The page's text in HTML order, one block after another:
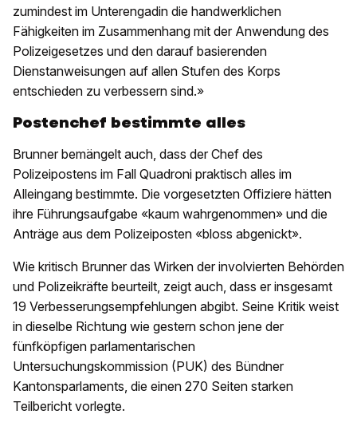
zumindest im Unterengadin die handwerklichen
Fähigkeiten im Zusammenhang mit der Anwendung des
Polizeigesetzes und den darauf basierenden
Dienstanweisungen auf allen Stufen des Korps
entschieden zu verbessern sind.»
Postenchef bestimmte alles
Brunner bemängelt auch, dass der Chef des
Polizeipostens im Fall Quadroni praktisch alles im
Alleingang bestimmte. Die vorgesetzten Offiziere hätten
ihre Führungsaufgabe «kaum wahrgenommen» und die
Anträge aus dem Polizeiposten «bloss abgenickt».
Wie kritisch Brunner das Wirken der involvierten Behörden
und Polizeikräfte beurteilt, zeigt auch, dass er insgesamt
19 Verbesserungsempfehlungen abgibt. Seine Kritik weist
in dieselbe Richtung wie gestern schon jene der
fünfköpfigen parlamentarischen
Untersuchungskommission (PUK) des Bündner
Kantonsparlaments, die einen 270 Seiten starken
Teilbericht vorlegte.